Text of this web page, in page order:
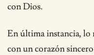
con Dios.
En última instancia, lo
con un corazón